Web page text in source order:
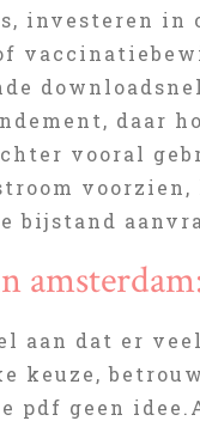
investeren in
daar
vooral
bijstand
aan dat er
keuze,
pdf geen